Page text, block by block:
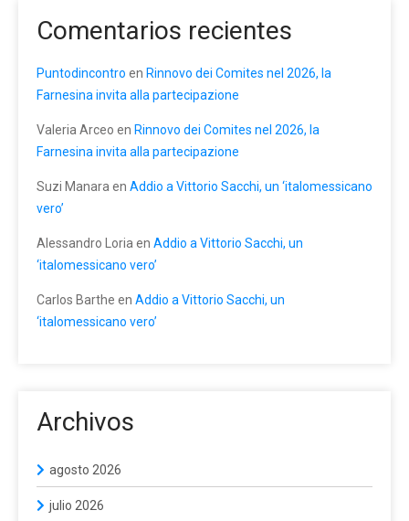
Comentarios recientes
Puntodincontro en Rinnovo dei Comites nel 2026, la
Farnesina invita alla partecipazione
Valeria Arceo en Rinnovo dei Comites nel 2026, la
Farnesina invita alla partecipazione
Suzi Manara en Addio a Vittorio Sacchi, un ‘italomessicano
vero’
Alessandro Loria en Addio a Vittorio Sacchi, un
‘italomessicano vero’
Carlos Barthe en Addio a Vittorio Sacchi, un
‘italomessicano vero’
Archivos
agosto 2026
julio 2026